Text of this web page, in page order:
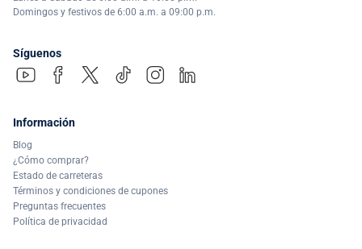
Domingos y festivos de 6:00 a.m. a 09:00 p.m.
Síguenos
Información
Blog
¿Cómo comprar?
Estado de carreteras
Términos y condiciones de cupones
Preguntas frecuentes
Política de privacidad